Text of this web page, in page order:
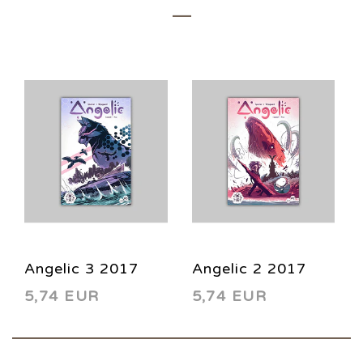
Angelic 3 2017
5,74 EUR
Angelic 2 2017
5,74 EUR